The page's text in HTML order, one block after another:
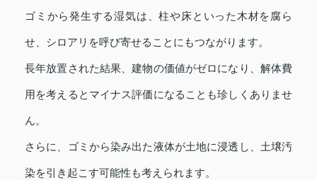
ゴミから発生する湿気は、柱や床といった木材を腐ら
せ、シロアリを呼び寄せることにもつながります。
長年放置された結果、建物の価値がゼロになり、解体費
用を考えるとマイナス評価になることも珍しくありませ
ん。
さらに、ゴミから染み出た液体が土地に浸透し、土壌汚
染を引き起こす可能性も考えられます。